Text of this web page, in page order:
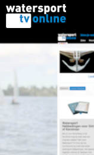
Motorboot-
Home